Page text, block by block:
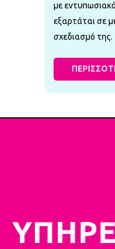
με
εξαρτάται σε
σχεδιασμό της.